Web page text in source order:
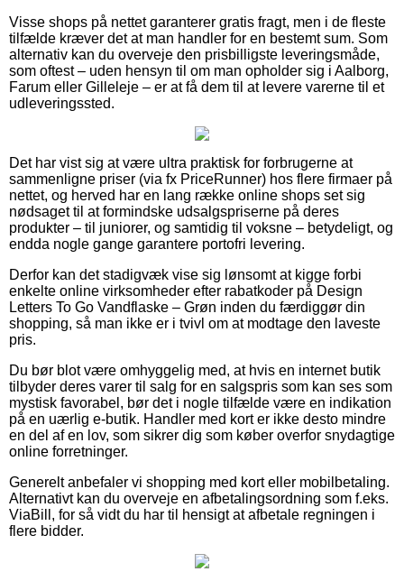
Visse shops på nettet garanterer gratis fragt, men i de fleste
tilfælde kræver det at man handler for en bestemt sum. Som
alternativ kan du overveje den prisbilligste leveringsmåde,
som oftest – uden hensyn til om man opholder sig i Aalborg,
Farum eller Gilleleje – er at få dem til at levere varerne til et
udleveringssted.
Det har vist sig at være ultra praktisk for forbrugerne at
sammenligne priser (via fx PriceRunner) hos flere firmaer på
nettet, og herved har en lang række online shops set sig
nødsaget til at formindske udsalgspriserne på deres
produkter – til juniorer, og samtidig til voksne – betydeligt, og
endda nogle gange garantere portofri levering.
Derfor kan det stadigvæk vise sig lønsomt at kigge forbi
enkelte online virksomheder efter rabatkoder på Design
Letters To Go Vandflaske – Grøn inden du færdiggør din
shopping, så man ikke er i tvivl om at modtage den laveste
pris.
Du bør blot være omhyggelig med, at hvis en internet butik
tilbyder deres varer til salg for en salgspris som kan ses som
mystisk favorabel, bør det i nogle tilfælde være en indikation
på en uærlig e-butik. Handler med kort er ikke desto mindre
en del af en lov, som sikrer dig som køber overfor snydagtige
online forretninger.
Generelt anbefaler vi shopping med kort eller mobilbetaling.
Alternativt kan du overveje en afbetalingsordning som f.eks.
ViaBill, for så vidt du har til hensigt at afbetale regningen i
flere bidder.